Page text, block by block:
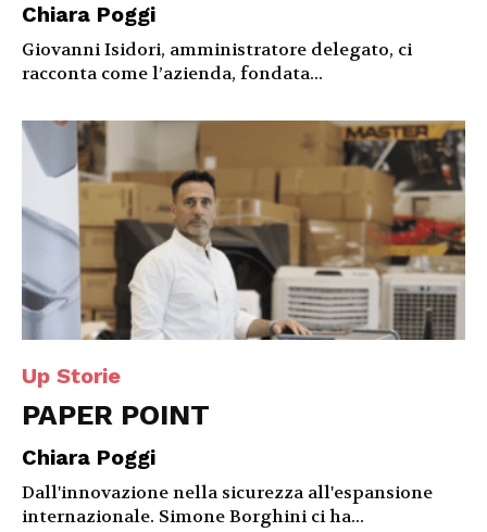
Chiara Poggi
Giovanni Isidori, amministratore delegato, ci
racconta come l’azienda, fondata...
Up Storie
PAPER POINT
Chiara Poggi
Dall'innovazione nella sicurezza all'espansione
internazionale. Simone Borghini ci ha...